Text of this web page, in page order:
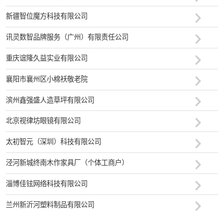
新疆智位魔方科技有限公司
讯灵数智品牌服务（广州）有限责任公司
重庆谊隆久益实业有限公司
襄阳市襄州区小棉袄敬老院
滨州鑫强盛人造草坪有限公司
北京视律坊眼镜有限公司
太初智元（深圳）科技有限公司
泾河新城终南木作家具厂（个体工商户）
淄博佳铉网络科技有限公司
兰州新沂河塑料制品有限公司